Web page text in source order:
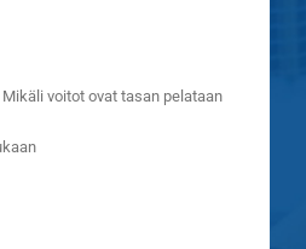
voitot ovat tasan pelataan